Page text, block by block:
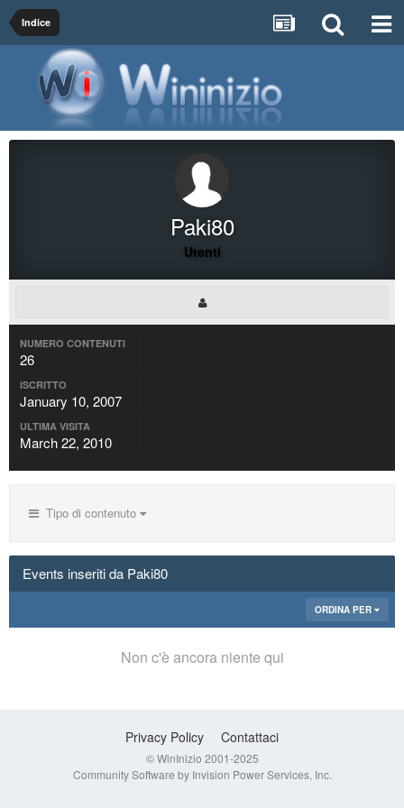
Indice
Paki80
Utenti
NUMERO CONTENUTI
26
ISCRITTO
January 10, 2007
ULTIMA VISITA
March 22, 2010
Tipo di contenuto
Events inseriti da Paki80
ORDINA PER
Non c'è ancora niente qui
Privacy Policy Contattaci
© WinInizio 2001-2025
Community Software by Invision Power Services, Inc.